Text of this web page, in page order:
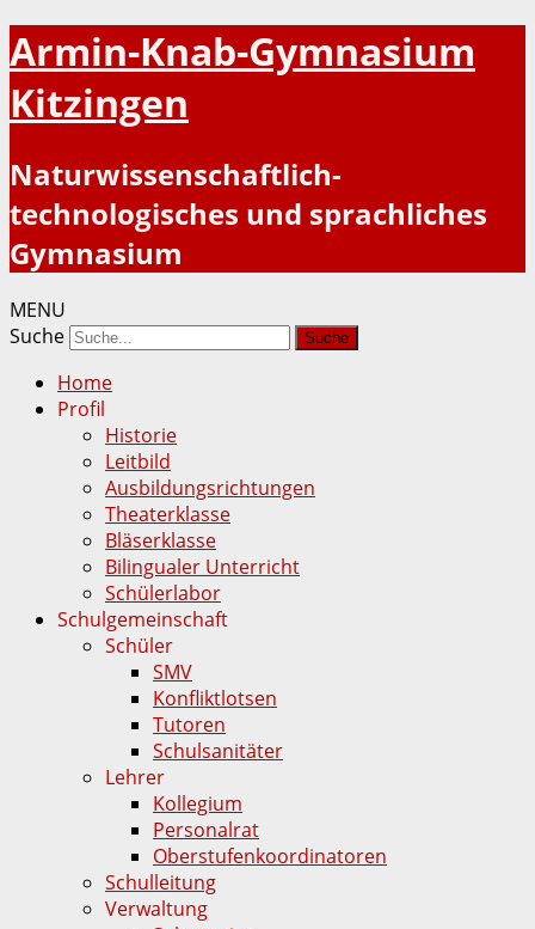
Armin-Knab-Gymnasium
Kitzingen
Naturwissenschaftlich-
technologisches und sprachliches
Gymnasium
MENU
Suche
Home
Profil
Historie
Leitbild
Ausbildungsrichtungen
Theaterklasse
Bläserklasse
Bilingualer Unterricht
Schülerlabor
Schulgemeinschaft
Schüler
SMV
Konfliktlotsen
Tutoren
Schulsanitäter
Lehrer
Kollegium
Personalrat
Oberstufenkoordinatoren
Schulleitung
Verwaltung